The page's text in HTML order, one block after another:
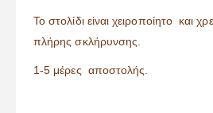
Το στολίδι είναι χειροποίητο και
πλήρης σκλήρυνσης.
1-5 μέρες αποστολής.